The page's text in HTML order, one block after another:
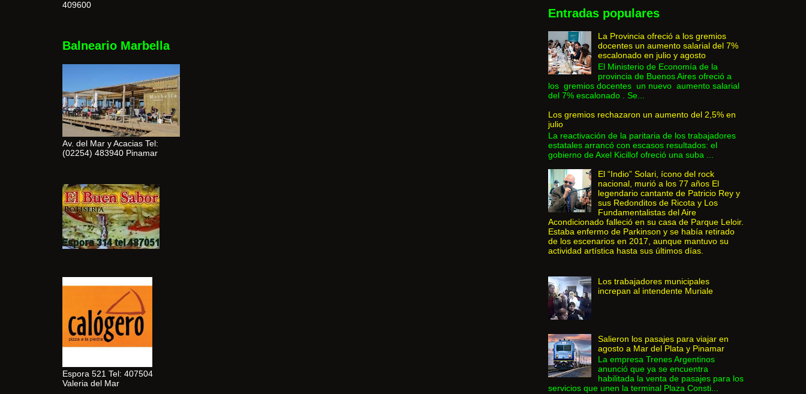
409600
Balneario Marbella
Av. del Mar y Acacias Tel:
(02254) 483940 Pinamar
Espora 521 Tel: 407504
Valeria del Mar
Entradas populares
La Provincia ofreció a los gremios
docentes un aumento salarial del 7%
escalonado en julio y agosto
El Ministerio de Economía de la
provincia de Buenos Aires ofreció a
los gremios docentes un nuevo aumento salarial
del 7% escalonado . Se...
Los gremios rechazaron un aumento del 2,5% en
julio
La reactivación de la paritaria de los trabajadores
estatales arrancó con escasos resultados: el
gobierno de Axel Kicillof ofreció una suba ...
El “Indio” Solari, ícono del rock
nacional, murió a los 77 años El
legendario cantante de Patricio Rey y
sus Redonditos de Ricota y Los
Fundamentalistas del Aire
Acondicionado falleció en su casa de Parque Leloir.
Estaba enfermo de Parkinson y se había retirado
de los escenarios en 2017, aunque mantuvo su
actividad artística hasta sus últimos días.
Los trabajadores municipales
increpan al intendente Muriale
Salieron los pasajes para viajar en
agosto a Mar del Plata y Pinamar
La empresa Trenes Argentinos
anunció que ya se encuentra
habilitada la venta de pasajes para los
servicios que unen la terminal Plaza Consti...